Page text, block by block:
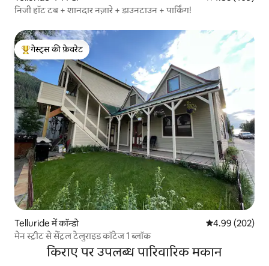
निजी हॉट टब + शानदार नज़ारे + डाउनटाउन + पार्किंग!
गेस्ट्स का टॉप फ़ेवरेट
गेस्ट्स की फ़ेवरेट
Telluride में कॉन्डो औसत रेटिंग 5 में से
4.99 (202)
मेन स्ट्रीट से सेंट्रल टेलुराइड कॉटेज 1 ब्लॉक
किराए पर उपलब्ध पारिवारिक मकान